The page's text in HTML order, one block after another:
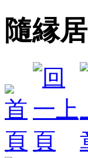
隨縁居